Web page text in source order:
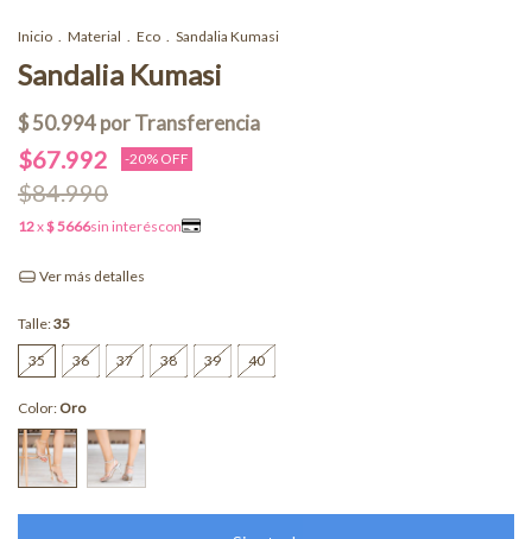
Inicio . Material . Eco . Sandalia Kumasi
Sandalia Kumasi
$67.992 -20% OFF
$84.990
Ver más detalles
Talle:35
35 36 37 38 39 40
Color: Oro